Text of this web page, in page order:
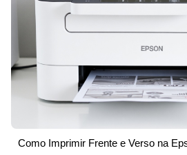
Como Imprimir Frente e Verso na